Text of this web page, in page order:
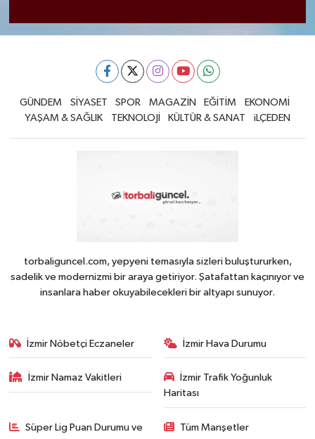
GÜNDEM SİYASET SPOR MAGAZİN EĞİTİM
EKONOMİ
YAŞAM & SAĞLIK
TEKNOLOJİ KÜLTÜR & SANAT iLÇEDEN
torbaliguncel.com, yepyeni temasıyla sizleri buluştururken,
sadelik ve modernizmi bir araya getiriyor. Şatafattan kaçınıyor ve
insanlara haber okuyabilecekleri bir altyapı sunuyor.
İzmir Nöbetçi Eczaneler İzmir Hava Durumu
İzmir Namaz Vakitleri
İzmir Trafik Yoğunluk
Haritası
Süper Lig Puan Durumu ve
Tüm Manşetler